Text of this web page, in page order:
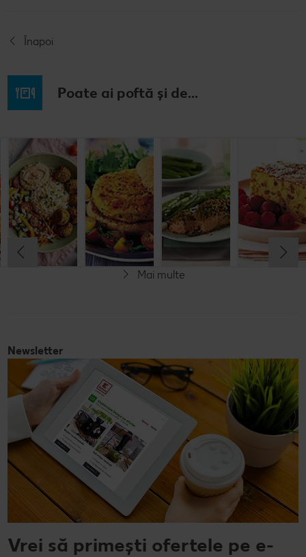
Înapoi
Poate ai poftă și de...
Prăjitură de
mere
nemțească
Cel mult 60 minute
Simplu
Chifteluțe cu
piure de
cartofi și
chives
Cel mult 60 minute
Simplu
Cel mult 60 minute
Simplu
crustă de
pesto
Cel mult 60 minute
Mai multe
Newsletter
Vrei să primești ofertele pe e-